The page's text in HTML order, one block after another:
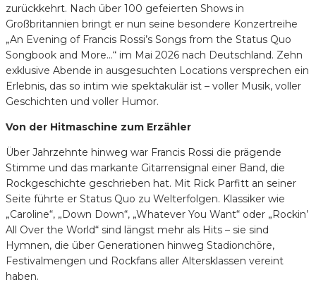
zurückkehrt. Nach über 100 gefeierten Shows in
Großbritannien bringt er nun seine besondere Konzertreihe
„An Evening of Francis Rossi’s Songs from the Status Quo
Songbook and More…“ im Mai 2026 nach Deutschland. Zehn
exklusive Abende in ausgesuchten Locations versprechen ein
Erlebnis, das so intim wie spektakulär ist – voller Musik, voller
Geschichten und voller Humor.
Von der Hitmaschine zum Erzähler
Über Jahrzehnte hinweg war Francis Rossi die prägende
Stimme und das markante Gitarrensignal einer Band, die
Rockgeschichte geschrieben hat. Mit Rick Parfitt an seiner
Seite führte er Status Quo zu Welterfolgen. Klassiker wie
„Caroline“, „Down Down“, „Whatever You Want“ oder „Rockin’
All Over the World“ sind längst mehr als Hits – sie sind
Hymnen, die über Generationen hinweg Stadionchöre,
Festivalmengen und Rockfans aller Altersklassen vereint
haben.